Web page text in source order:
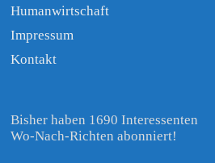
Humanwirtschaft
Impressum
Kontakt
Bisher haben 1690 Interessenten
Wo-Nach-Richten abonniert!